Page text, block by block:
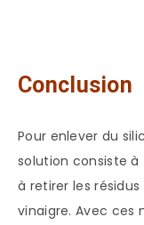
Conclusion
Pour enlever du
solution consiste à
à retirer les
vinaigre. Avec ces